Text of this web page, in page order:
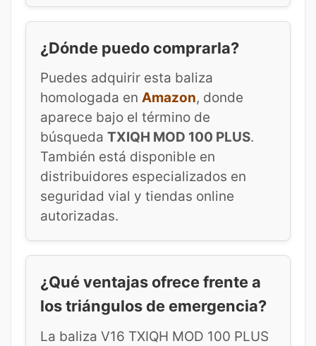
¿Dónde puedo comprarla?
Puedes adquirir esta baliza
homologada en Amazon, donde
aparece bajo el término de
búsqueda TXIQH MOD 100 PLUS.
También está disponible en
distribuidores especializados en
seguridad vial y tiendas online
autorizadas.
¿Qué ventajas ofrece frente a
los triángulos de emergencia?
La baliza V16 TXIQH MOD 100 PLUS